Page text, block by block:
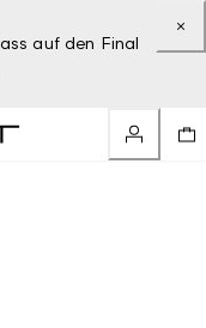
auf den Final